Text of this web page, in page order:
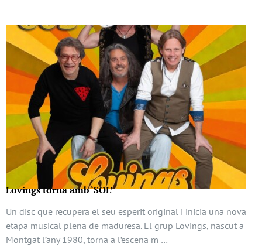
Lovings torna amb ‘SOL’
Un disc que recupera el seu esperit original i inicia una nova
etapa musical plena de maduresa. El grup Lovings, nascut a
Montgat l’any 1980, torna a l’escena m …